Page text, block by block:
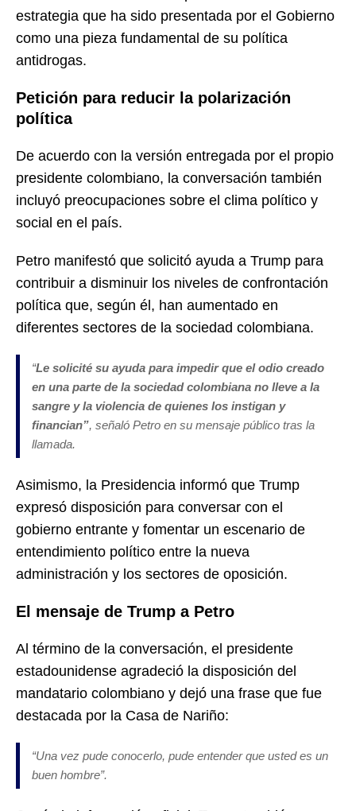
estrategia que ha sido presentada por el Gobierno
como una pieza fundamental de su política
antidrogas.
Petición para reducir la polarización
política
De acuerdo con la versión entregada por el propio
presidente colombiano, la conversación también
incluyó preocupaciones sobre el clima político y
social en el país.
Petro manifestó que solicitó ayuda a Trump para
contribuir a disminuir los niveles de confrontación
política que, según él, han aumentado en
diferentes sectores de la sociedad colombiana.
“Le solicité su ayuda para impedir que el odio creado
en una parte de la sociedad colombiana no lleve a la
sangre y la violencia de quienes los instigan y
financian”, señaló Petro en su mensaje público tras la
llamada.
Asimismo, la Presidencia informó que Trump
expresó disposición para conversar con el
gobierno entrante y fomentar un escenario de
entendimiento político entre la nueva
administración y los sectores de oposición.
El mensaje de Trump a Petro
Al término de la conversación, el presidente
estadounidense agradeció la disposición del
mandatario colombiano y dejó una frase que fue
destacada por la Casa de Nariño:
“Una vez pude conocerlo, pude entender que usted es un
buen hombre”.